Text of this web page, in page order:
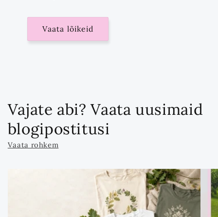
Vaata lõikeid
Vajate abi? Vaata uusimaid
blogipostitusi
Vaata rohkem